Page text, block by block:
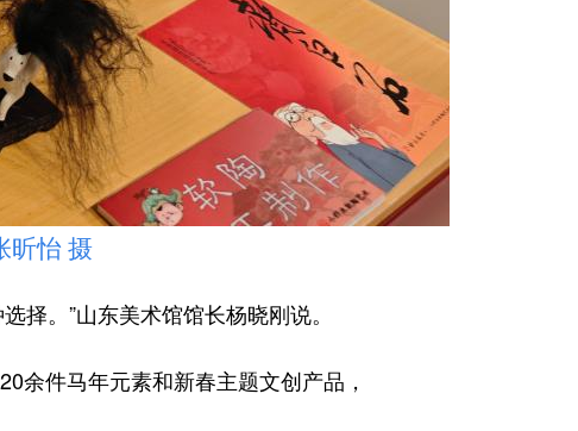
怡 摄
。”山东美术馆馆长杨晓刚说。
件马年元素和新春主题文创产品，